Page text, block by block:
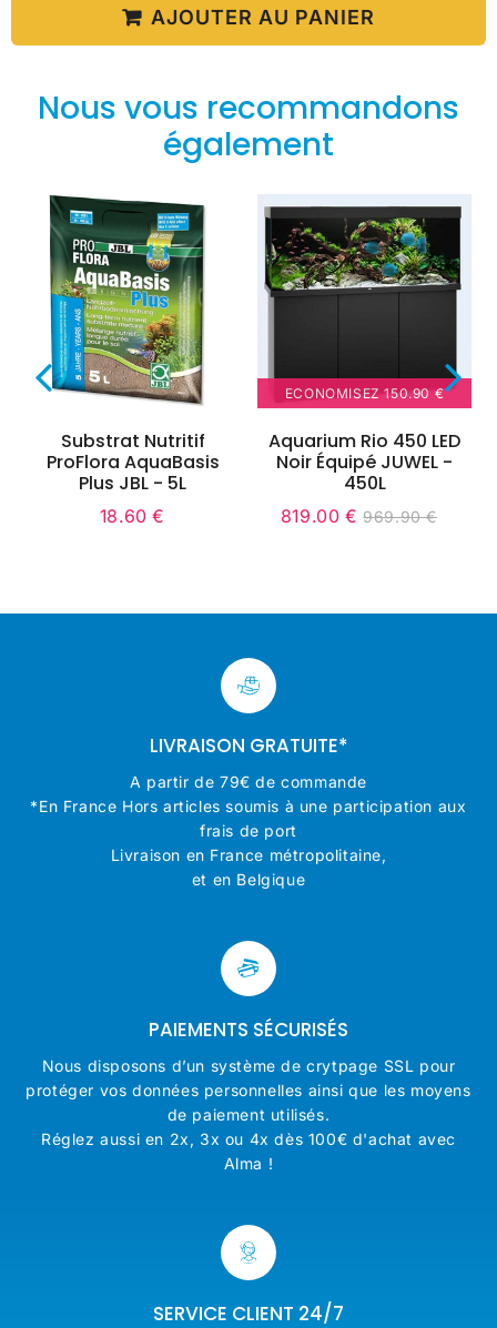
AJOUTER AU PANIER
Nous vous recommandons
également
Substrat Nutritif
ProFlora AquaBasis
Plus JBL - 5L
Prix
18.60 €
ECONOMISEZ 150.90 €
Aquarium Rio 450 LED
Noir Équipé JUWEL -
450L
Prix
819.00 € 819.00
Prix
969.90 €
LIVRAISON GRATUITE*
A partir de 79€ de commande
*En France Hors articles soumis à une participation aux
frais de port
Livraison en France métropolitaine,
et en Belgique
PAIEMENTS SÉCURISÉS
Nous disposons d’un système de crytpage SSL pour
protéger vos données personnelles ainsi que les moyens
de paiement utilisés.
Réglez aussi en 2x, 3x ou 4x dès 100€ d'achat avec
Alma !
SERVICE CLIENT 24/7